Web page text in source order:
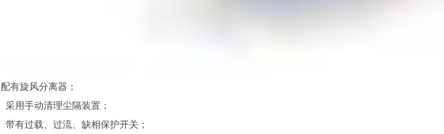
配有旋风分离器；
采用手动清理尘隔装置；
带有过载、过流、缺相保护开关；